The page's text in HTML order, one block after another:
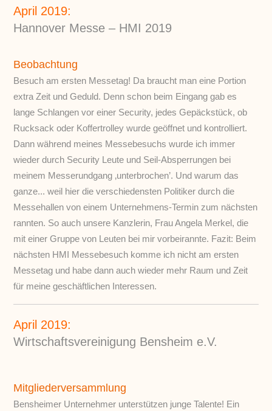
April 2019:
Hannover Messe – HMI 2019
Beobachtung
Besuch am ersten Messetag! Da braucht man eine Portion
extra Zeit und Geduld. Denn schon beim Eingang gab es
lange Schlangen vor einer Security, jedes Gepäckstück, ob
Rucksack oder Koffertrolley wurde geöffnet und kontrolliert.
Dann während meines Messebesuchs wurde ich immer
wieder durch Security Leute und Seil-Absperrungen bei
meinem Messerundgang ‚unterbrochen’. Und warum das
ganze... weil hier die verschiedensten Politiker durch die
Messehallen von einem Unternehmens-Termin zum nächsten
rannten. So auch unsere Kanzlerin, Frau Angela Merkel, die
mit einer Gruppe von Leuten bei mir vorbeirannte. Fazit: Beim
nächsten HMI Messebesuch komme ich nicht am ersten
Messetag und habe dann auch wieder mehr Raum und Zeit
für meine geschäftlichen Interessen.
April 2019:
Wirtschaftsvereinigung Bensheim e.V.
Mitgliederversammlung
Bensheimer Unternehmer unterstützen junge Talente! Ein